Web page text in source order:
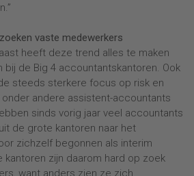
vaste medewerkers
heeft deze trend alles te maken
bij de Big 4 accountantskantoren. Ook
steeds sterkere focus op risk en
andere assistent-accountants
sinds vorig jaar veel accountants
de grote kantoren naar het
zichzelf begonnen als interim
kantoren zijn daarom hard op zoek
want anders zien ze zich